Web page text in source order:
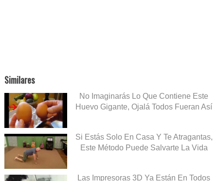
Similares
No Imaginarás Lo Que Contiene Este
Huevo Gigante, Ojalá Todos Fueran Así
Si Estás Solo En Casa Y Te Atragantas,
Este Método Puede Salvarte La Vida
Las Impresoras 3D Ya Están En Todos